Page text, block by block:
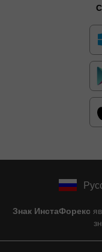
Знак ИнстаФорекс